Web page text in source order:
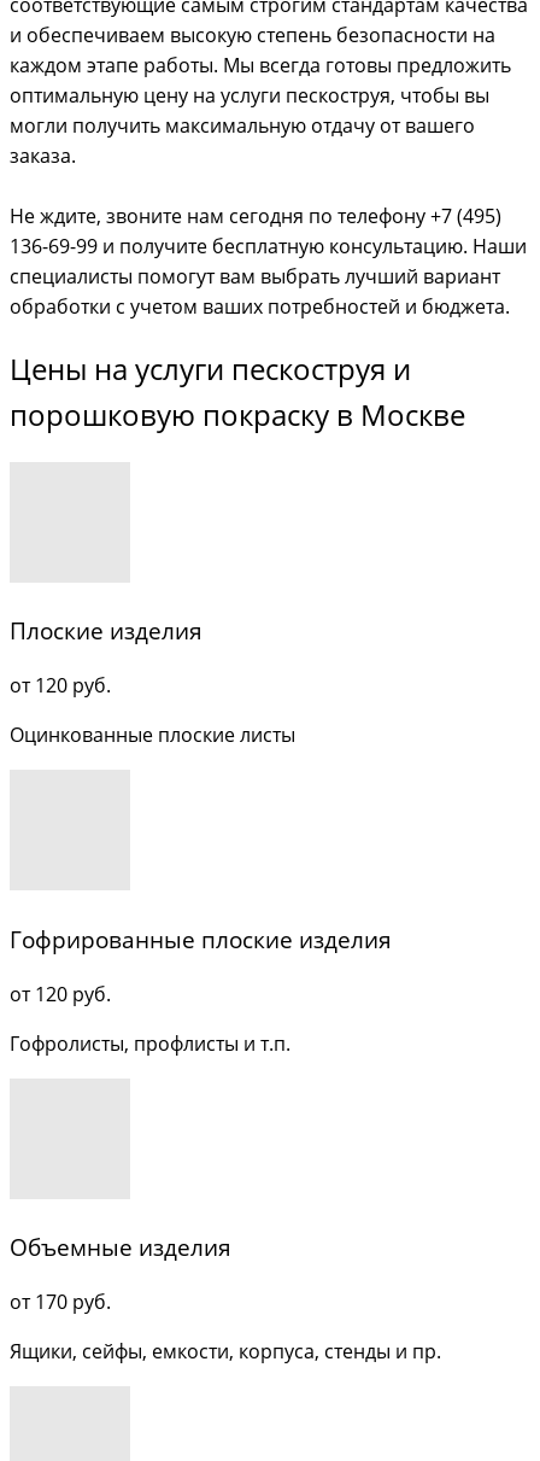
и обеспечиваем высокую степень безопасности на
каждом этапе работы. Мы всегда готовы предложить
оптимальную цену на услуги пескоструя, чтобы вы
могли получить максимальную отдачу от вашего
заказа.
Не ждите, звоните нам сегодня по телефону +7 (495)
136-69-99 и получите бесплатную консультацию. Наши
специалисты помогут вам выбрать лучший вариант
обработки с учетом ваших потребностей и бюджета.
Цены на услуги пескоструя и
порошковую покраску в Москве
Плоские изделия
от 120 руб.
Оцинкованные плоские листы
Гофрированные плоские изделия
от 120 руб.
Гофролисты, профлисты и т.п.
Объемные изделия
от 170 руб.
Ящики, сейфы, емкости, корпуса, стенды и пр.